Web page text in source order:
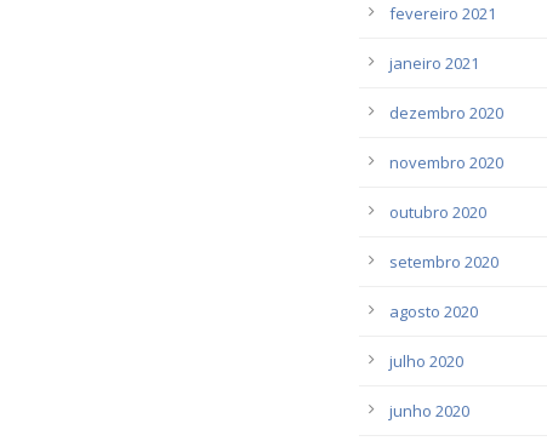
fevereiro 2021
janeiro 2021
dezembro 2020
novembro 2020
outubro 2020
setembro 2020
agosto 2020
julho 2020
junho 2020